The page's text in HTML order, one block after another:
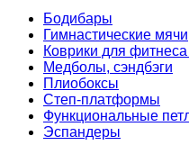
Бодибары
Гимнастические мячи
Коврики для фитнеса
Медболы, сэндбэги
Плиобоксы
Степ-платформы
Функциональные
Эспандеры